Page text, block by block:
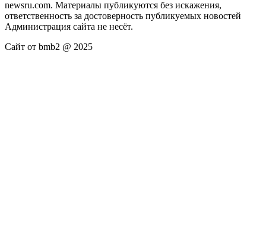
newsru.com. Материалы публикуются без искажения,
ответственность за достоверность публикуемых новостей
Администрация сайта не несёт.
Сайт от bmb2 @ 2025